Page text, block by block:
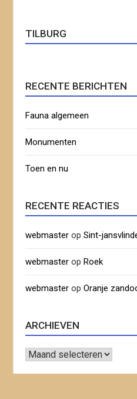
TILBURG
RECENTE BERICHTEN
Fauna algemeen
Monumenten
Toen en nu
RECENTE REACTIES
webmaster opSint-
webmaster opRoek
webmaster opOranje
ARCHIEVEN
Archieven